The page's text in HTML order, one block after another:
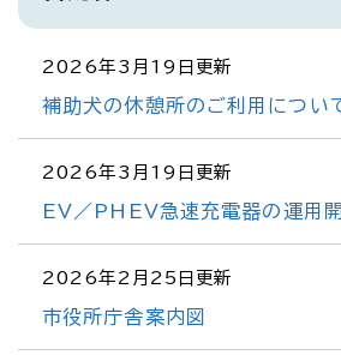
2026年3月19日更新
補助犬の休憩所のご利用につい
2026年3月19日更新
EV／PHEV急速充電器の運用
2026年2月25日更新
市役所庁舎案内図